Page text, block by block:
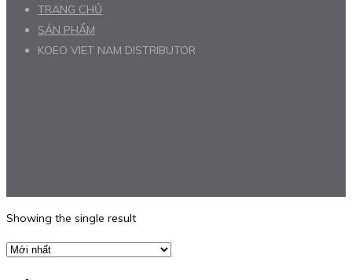
TRANG CHỦ
SẢN PHẨM
KOEO VIET NAM DISTRIBUTOR
Showing the single result